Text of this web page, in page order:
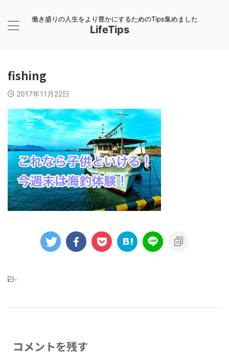
働き盛りの人生をより豊かにするためのTips集めました
LifeTips
fishing
2017年11月22日
-
コメントを残す